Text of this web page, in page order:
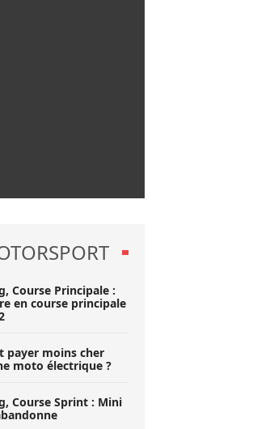
Course Principale :
en course principale
payer moins cher
moto électrique ?
Course Sprint : Mini